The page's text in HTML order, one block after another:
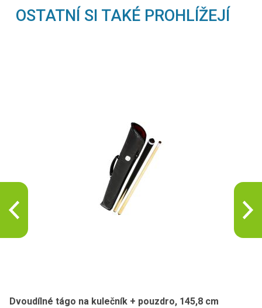
OSTATNÍ SI TAKÉ PROHLÍŽEJÍ
Dvoudílné tágo na kulečník + pouzdro, 145,8 cm